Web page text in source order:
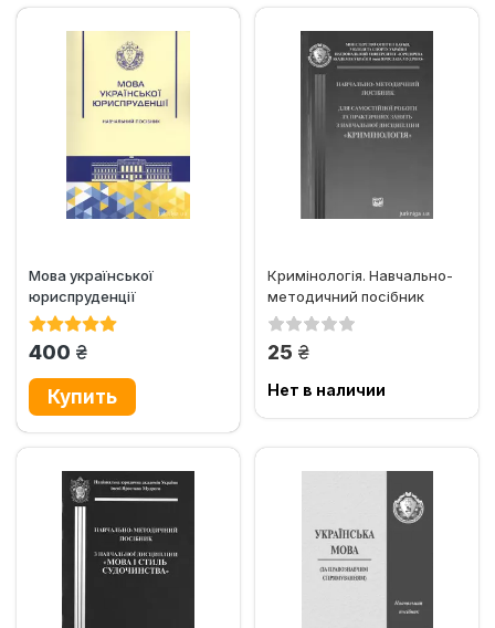
Мова української
юриспруденції
400 грн.
Кримінологія. Навчально-
методичний посібник
25 грн.
Нет в наличии